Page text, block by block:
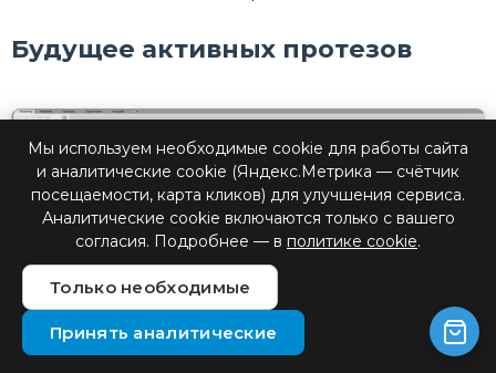
Будущее активных протезов
Мы используем необходимые cookie для работы сайта
и аналитические cookie (Яндекс.Метрика — счётчик
посещаемости, карта кликов) для улучшения сервиса.
Аналитические cookie включаются только с вашего
согласия. Подробнее — в политике cookie.
Только необходимые
Принять аналитические